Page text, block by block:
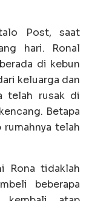
Post, saat
hari. Ronal
di kebun
keluarga dan
telah rusak di
Betapa
telah
Rona tidaklah
beberapa